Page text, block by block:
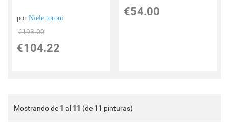
porNiele toroni
€193.00
€104.22
€54.00
Mostrando de 1 al 11 (de 11 pinturas)